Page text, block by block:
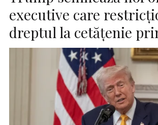
executive care
dreptul la cetăţenie